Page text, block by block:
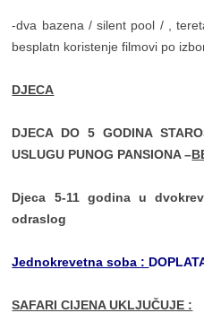
-dva bazena / silent pool / ,
besplatn koristenje filmovi po
DJECA
DJECA DO 5 GODINA
USLUGU PUNOG PANSIONA –
Djeca 5-11 godina u
odraslog
Jednokrevetna soba :
SAFARI CIJENA UKLJUČUJE :